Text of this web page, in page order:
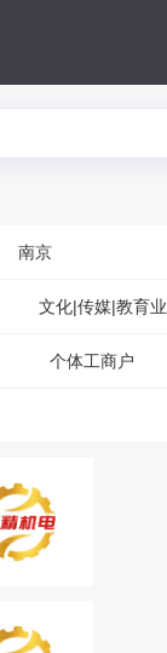
南京
文化|传媒|教育业
个体工商户